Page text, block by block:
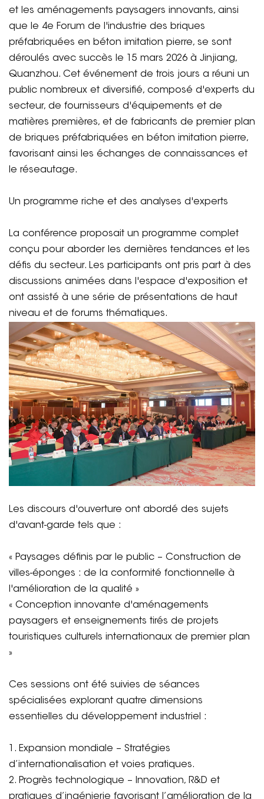
et les aménagements paysagers innovants, ainsi
que le 4e Forum de l'industrie des briques
préfabriquées en béton imitation pierre, se sont
déroulés avec succès le 15 mars 2026 à Jinjiang,
Quanzhou. Cet événement de trois jours a réuni un
public nombreux et diversifié, composé d'experts du
secteur, de fournisseurs d'équipements et de
matières premières, et de fabricants de premier plan
de briques préfabriquées en béton imitation pierre,
favorisant ainsi les échanges de connaissances et
le réseautage.
Un programme riche et des analyses d'experts
La conférence proposait un programme complet
conçu pour aborder les dernières tendances et les
défis du secteur. Les participants ont pris part à des
discussions animées dans l'espace d'exposition et
ont assisté à une série de présentations de haut
niveau et de forums thématiques.
Les discours d'ouverture ont abordé des sujets
d'avant-garde tels que :
« Paysages définis par le public – Construction de
villes-éponges : de la conformité fonctionnelle à
l'amélioration de la qualité »
« Conception innovante d'aménagements
paysagers et enseignements tirés de projets
touristiques culturels internationaux de premier plan
»
Ces sessions ont été suivies de séances
spécialisées explorant quatre dimensions
essentielles du développement industriel :
1. Expansion mondiale – Stratégies
d’internationalisation et voies pratiques.
2. Progrès technologique – Innovation, R&D et
pratiques d’ingénierie favorisant l’amélioration de la